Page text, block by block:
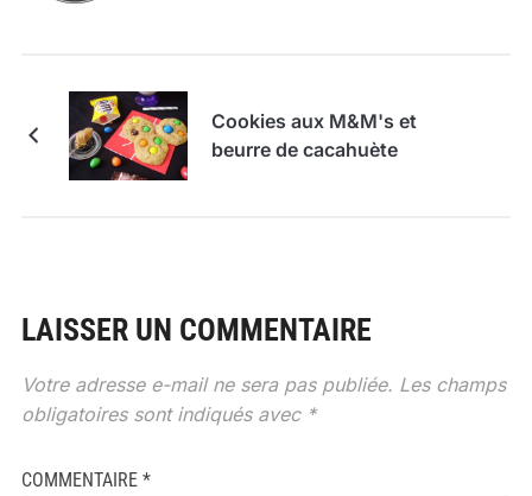
Cookies aux M&M's et
beurre de cacahuète
LAISSER UN COMMENTAIRE
Votre adresse e-mail ne sera pas publiée. Les champs
obligatoires sont indiqués avec *
COMMENTAIRE *